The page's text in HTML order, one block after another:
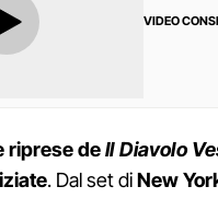
VIDEO
riprese deIl Diavolo
. Dal set diNew